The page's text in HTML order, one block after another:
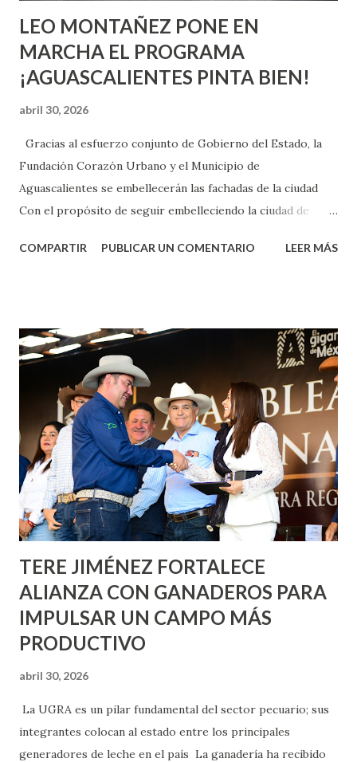
LEO MONTAÑEZ PONE EN
MARCHA EL PROGRAMA
¡AGUASCALIENTES PINTA BIEN!
abril 30, 2026
Gracias al esfuerzo conjunto de Gobierno del Estado, la
Fundación Corazón Urbano y el Municipio de
Aguascalientes se embellecerán las fachadas de la ciudad
Con el propósito de seguir embelleciendo la ciudad de
municipal, Leo Montañez dio inicio al programa
Corazón Urbano y el Municipio capital. Leo Montañez
informó que en este programa se usarán cerca de 90 mil
metros cuadrados de pintura, para dar inicio en la calle
Nieto, entre Jesús F. Elizondo y la calle 22 de Octubre, con
lo que se aplicará pintura en 66 casas. Posteriormente se
llevará este programa a Villas de Nuestra Señora de la
Asunción, Avenida Alameda y Decreto 27 de Septiembre, en
los edificios FOVISSSTE Ojo de Agua, en la comunidad
Norias de Paso Hondo y en los edificios de...
COMPARTIR PUBLICAR UN COMENTARIO LEER MÁS
TERE JIMÉNEZ FORTALECE
ALIANZA CON GANADEROS PARA
IMPULSAR UN CAMPO MÁS
PRODUCTIVO
abril 30, 2026
La UGRA es un pilar fundamental del sector pecuario; sus
integrantes colocan al estado entre los principales
generadores de leche en el país La ganadería ha recibido